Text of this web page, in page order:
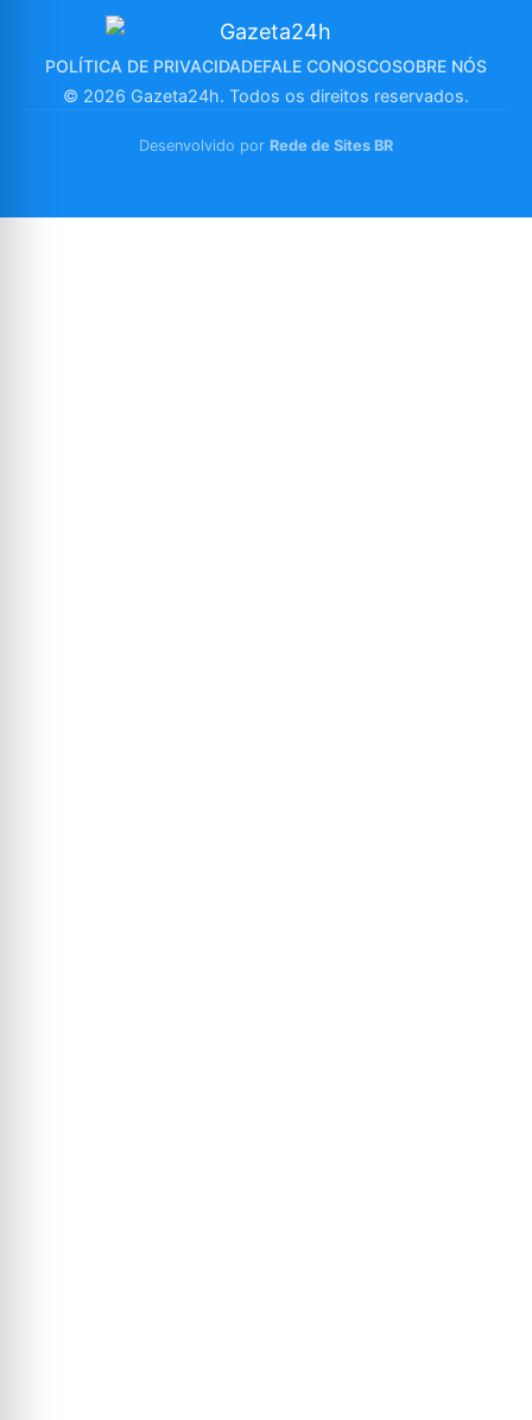
POLÍTICA DE PRIVACIDADEFALE CONOSCOSOBRE NÓS
© 2026 Gazeta24h. Todos os direitos reservados.
Desenvolvido por Rede de Sites BR